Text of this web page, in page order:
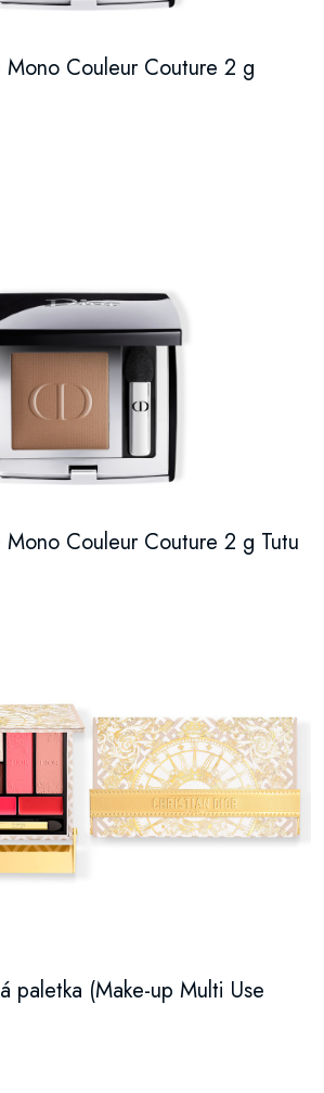
Couleur Couture 2 g
Couleur Couture 2 g Tutu
paletka (Make-up Multi Use